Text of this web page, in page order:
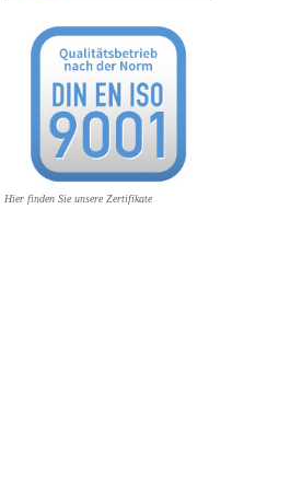
Hier finden Sie unsere Zertifikate